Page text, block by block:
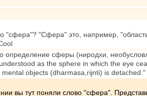
"сфера"? "Сфера" это, например,
сферы (ниродхи,
as the sphere in which the еуе
objects (dharmasa,rijnti) is detached."
вы тут поняли слово "сфера".